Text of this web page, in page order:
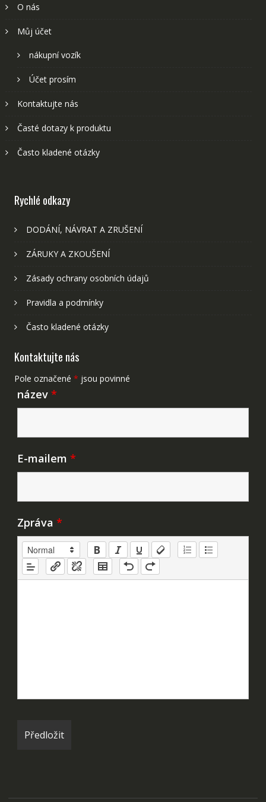
O nás
Můj účet
nákupní vozík
Účet prosím
Kontaktujte nás
Časté dotazy k produktu
Často kladené otázky
Rychlé odkazy
DODÁNÍ, NÁVRAT A ZRUŠENÍ
ZÁRUKY A ZKOUŠENÍ
Zásady ochrany osobních údajů
Pravidla a podmínky
Často kladené otázky
Kontaktujte nás
Pole označené * jsou povinné
název *
E-mailem *
Zpráva *